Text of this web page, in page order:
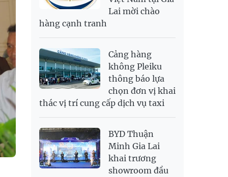
2,702.79
2,817.41
SGD
USD
26,000 26,030 26,410
Lai mời chào
hàng cạnh tranh
Cảng hàng
không Pleiku
thông báo lựa
chọn đơn vị khai
thác vị trí cung cấp dịch vụ taxi
BYD Thuận
Minh Gia Lai
khai trương
showroom đầu